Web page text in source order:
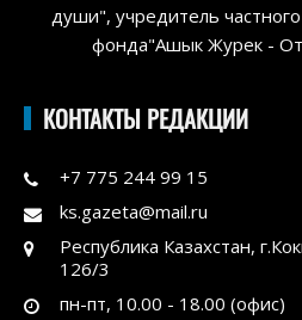
души", учредитель
фонда"Ашык Журек -
КОНТАКТЫ РЕДАКЦИИ
+7 775 244 99 15
ks.gazeta@mail.ru
Республика Казахстан,
126/3
пн-пт, 10.00 - 18.00 (офис)